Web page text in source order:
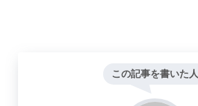
この記事を書いた人